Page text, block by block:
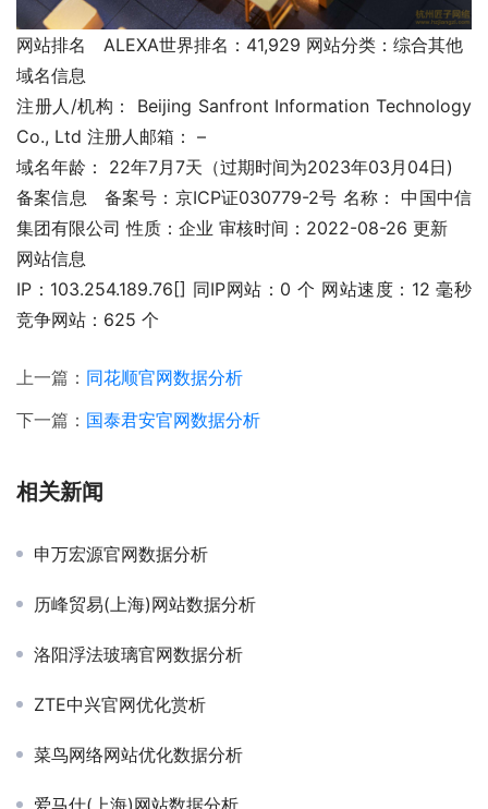
网站排名	ALEXA世界排名：41,929 网站分类：综合其他
域名信息
注册人/机构： Beijing Sanfront Information Technology
Co., Ltd 注册人邮箱： –
域名年龄： 22年7月7天（过期时间为2023年03月04日)
备案信息	备案号：京ICP证030779-2号 名称： 中国中信
集团有限公司 性质：企业 审核时间：2022-08-26 更新
网站信息
IP：103.254.189.76[] 同IP网站：0 个 网站速度：12 毫秒
竞争网站：625 个
上一篇： 同花顺官网数据分析
下一篇： 国泰君安官网数据分析
相关新闻
申万宏源官网数据分析
历峰贸易(上海)网站数据分析
洛阳浮法玻璃官网数据分析
ZTE中兴官网优化赏析
菜鸟网络网站优化数据分析